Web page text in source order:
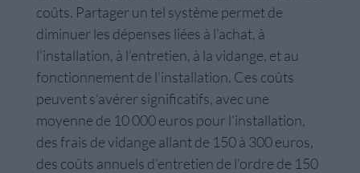
coûts. Partager un tel système permet de
diminuer les dépenses liées à l’achat, à
l’installation, à l’entretien, à la vidange, et au
fonctionnement de l’installation. Ces coûts
peuvent s’avérer significatifs, avec une
moyenne de 10 000 euros pour l’installation,
des frais de vidange allant de 150 à 300 euros,
des coûts annuels d’entretien de l’ordre de 150